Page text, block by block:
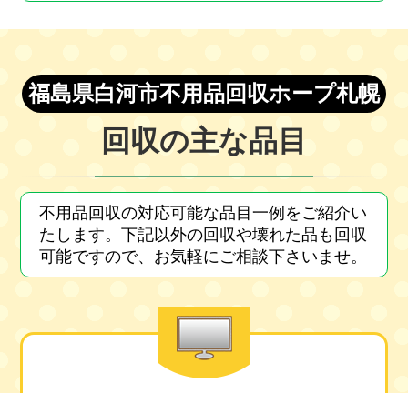
福島県白河市不用品回収ホープ札幌
回収の主な品目
不用品回収の対応可能な品目一例をご紹介い
たします。下記以外の回収や壊れた品も回収
可能ですので、お気軽にご相談下さいませ。